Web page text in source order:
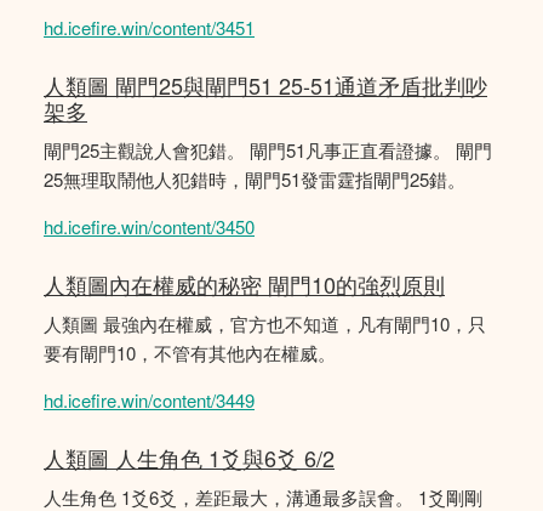
hd.icefire.win/content/3451
人類圖 閘門25與閘門51 25-51通道矛盾批判吵
架多
閘門25主觀說人會犯錯。 閘門51凡事正直看證據。 閘門
25無理取鬧他人犯錯時，閘門51發雷霆指閘門25錯。
hd.icefire.win/content/3450
人類圖內在權威的秘密 閘門10的強烈原則
人類圖 最強內在權威，官方也不知道，凡有閘門10，只
要有閘門10，不管有其他內在權威。
hd.icefire.win/content/3449
人類圖 人生角色 1爻與6爻 6/2
人生角色 1爻6爻，差距最大，溝通最多誤會。 1爻剛剛